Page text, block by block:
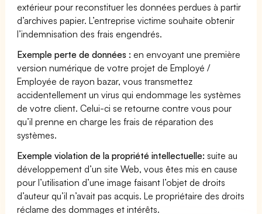
extérieur pour reconstituer les données perdues à partir
d’archives papier. L’entreprise victime souhaite obtenir
l’indemnisation des frais engendrés.
Exemple perte de données : en envoyant une première
version numérique de votre projet de Employé /
Employée de rayon bazar, vous transmettez
accidentellement un virus qui endommage les systèmes
de votre client. Celui-ci se retourne contre vous pour
qu’il prenne en charge les frais de réparation des
systèmes.
Exemple violation de la propriété intellectuelle: suite au
développement d’un site Web, vous êtes mis en cause
pour l’utilisation d’une image faisant l’objet de droits
d’auteur qu’il n’avait pas acquis. Le propriétaire des droits
réclame des dommages et intérêts.